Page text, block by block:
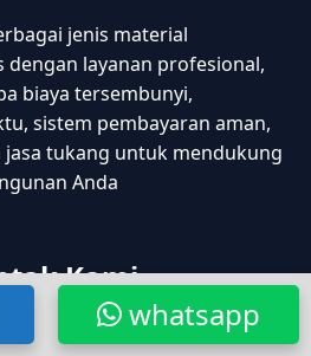
jenis material
layanan profesional,
biaya tersembunyi,
sistem pembayaran aman,
jasa tukang untuk mendukung
Anda
Kami
Tangerang – Bantenwhatsapp